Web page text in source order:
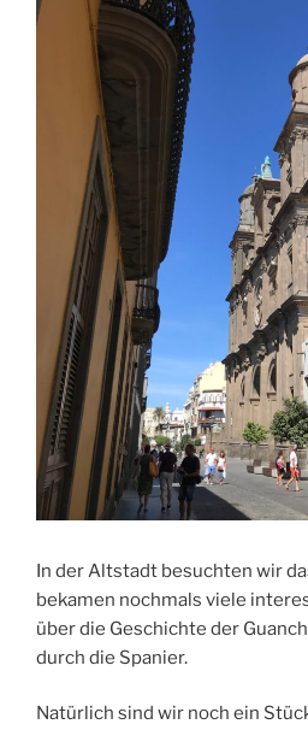
In der Altstadt besuchten wir
bekamen nochmals viele
über die Geschichte der
durch die Spanier.
Natürlich sind wir noch ein